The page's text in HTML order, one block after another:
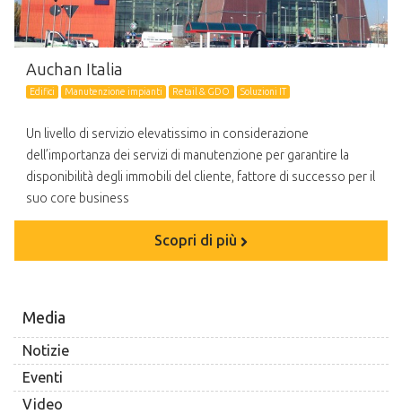
Media
Notizie
Eventi
Video
Auchan Italia
Edifici Manutenzione impianti Retail & GDO Soluzioni IT
Un livello di servizio elevatissimo in considerazione
dell’importanza dei servizi di manutenzione per garantire la
disponibilità degli immobili del cliente, fattore di successo per il
suo core business
Scopri di più